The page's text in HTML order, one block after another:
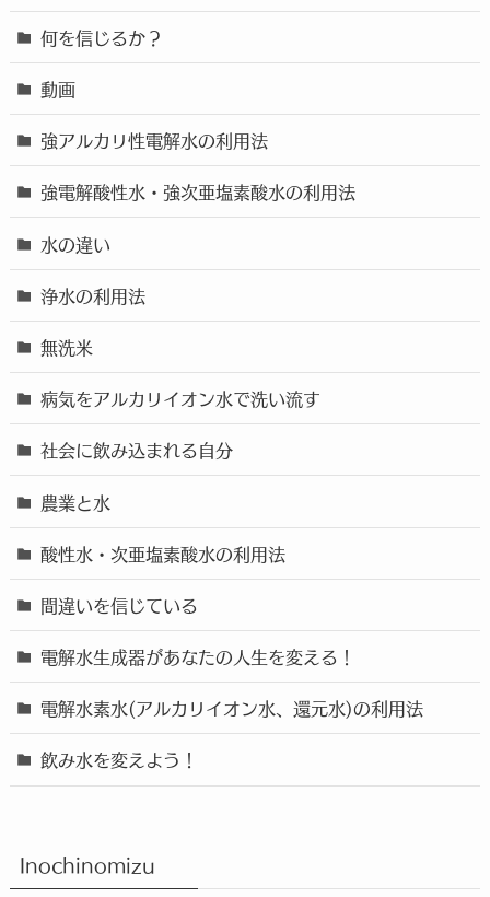
何を信じるか？
動画
強アルカリ性電解水の利用法
強電解酸性水・強次亜塩素酸水の利用法
水の違い
浄水の利用法
無洗米
病気をアルカリイオン水で洗い流す
社会に飲み込まれる自分
農業と水
酸性水・次亜塩素酸水の利用法
間違いを信じている
電解水生成器があなたの人生を変える！
電解水素水(アルカリイオン水、還元水)の利用法
飲み水を変えよう！
Inochinomizu